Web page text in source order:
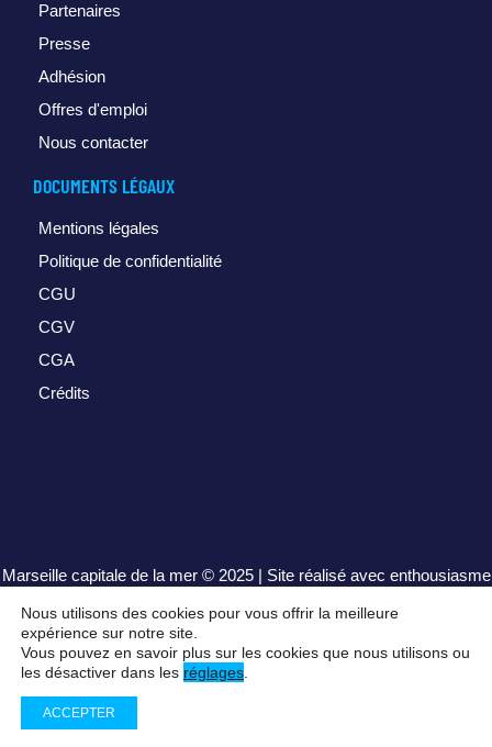
Partenaires
Presse
Adhésion
Offres d'emploi
Nous contacter
DOCUMENTS LÉGAUX
Mentions légales
Politique de confidentialité
CGU
CGV
CGA
Crédits
Marseille capitale de la mer© 2025 | Site réalisé avec enthousiasme
par
henrisequeira.com
Nous utilisons des cookies pour vous offrir la meilleure
expérience sur notre site.
Vous pouvez en savoir plus sur les cookies que nous utilisons ou
les désactiver dans les réglages
ACCEPTER